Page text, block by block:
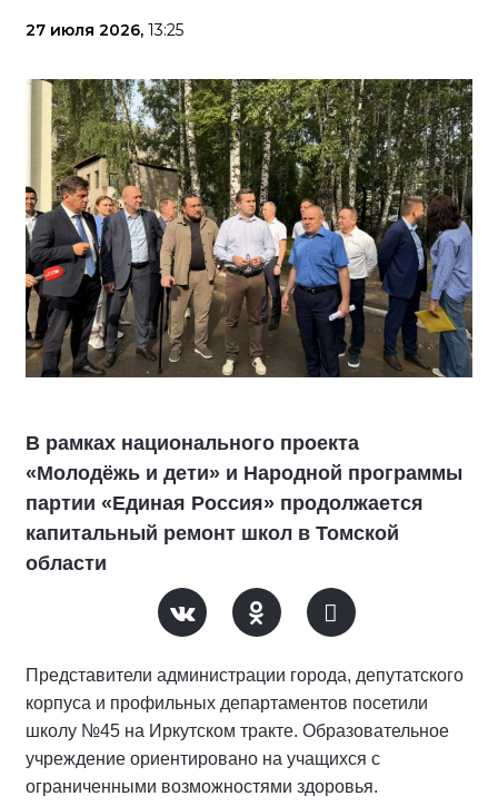
27 июля 2026, 13:25
В рамках национального проекта
«Молодёжь и дети» и Народной программы
партии «Единая Россия» продолжается
капитальный ремонт школ в Томской
области
Представители администрации города, депутатского
корпуса и профильных департаментов посетили
школу №45 на Иркутском тракте. Образовательное
учреждение ориентировано на учащихся с
ограниченными возможностями здоровья.